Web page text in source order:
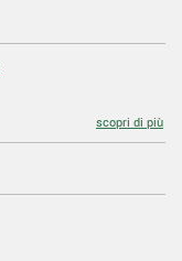
scopri di più